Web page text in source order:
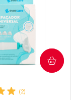
(2)
COMPRAR